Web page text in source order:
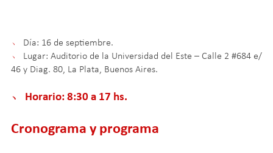
﹅
Día: 16 de septiembre.
﹅
Lugar: Auditorio de la Universidad del Este – Calle 2 #684 e/
46 y Diag. 80, La Plata, Buenos Aires.
﹅ Horario: 8:30 a 17 hs.
Cronograma y programa